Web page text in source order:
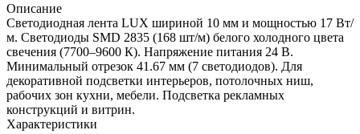
Описание
Светодиодная лента LUX шириной 10 мм и мощностью 17 Вт/
м. Светодиоды SMD 2835 (168 шт/м) белого холодного цвета
свечения (7700–9600 К). Напряжение питания 24 В.
Минимальный отрезок 41.67 мм (7 светодиодов). Для
декоративной подсветки интерьеров, потолочных ниш,
рабочих зон кухни, мебели. Подсветка рекламных
конструкций и витрин.
Характеристики